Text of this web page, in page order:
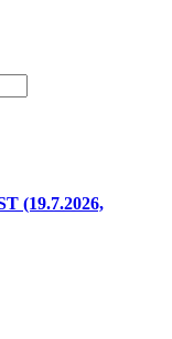
(19.7.2026,